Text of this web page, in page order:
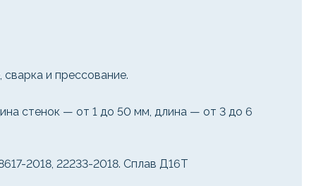
и прессование.
стенок — от 1 до 50 мм, длина — от 3 до 6
2018, 22233-2018. Сплав Д16Т